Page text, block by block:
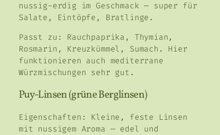
nussig-erdig im Geschmack — super für
Salate, Eintöpfe, Bratlinge.
Passt zu: Rauchpaprika, Thymian,
Rosmarin, Kreuzkümmel, Sumach. Hier
funktionieren auch mediterrane
Würzmischungen sehr gut.
Puy-Linsen (grüne Berglinsen)
Eigenschaften: Kleine, feste Linsen
mit nussigem Aroma — edel und